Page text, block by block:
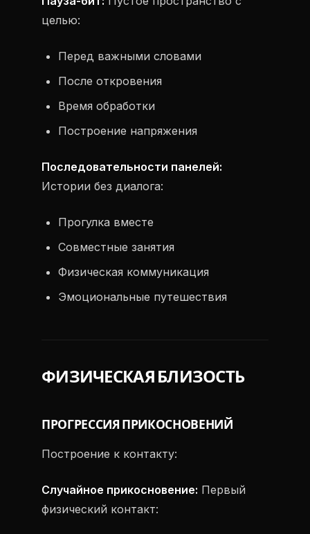
целью:
Перед важными словами
После откровения
Время обработки
Построение напряжения
Последовательности панелей:
Истории без диалога:
Прогулка вместе
Совместные занятия
Физическая коммуникация
Эмоциональные путешествия
ФИЗИЧЕСКАЯ БЛИЗОСТЬ
ПРОГРЕССИЯ ПРИКОСНОВЕНИЙ
Построение к контакту:
Случайное прикосновение: Первый
физический контакт: